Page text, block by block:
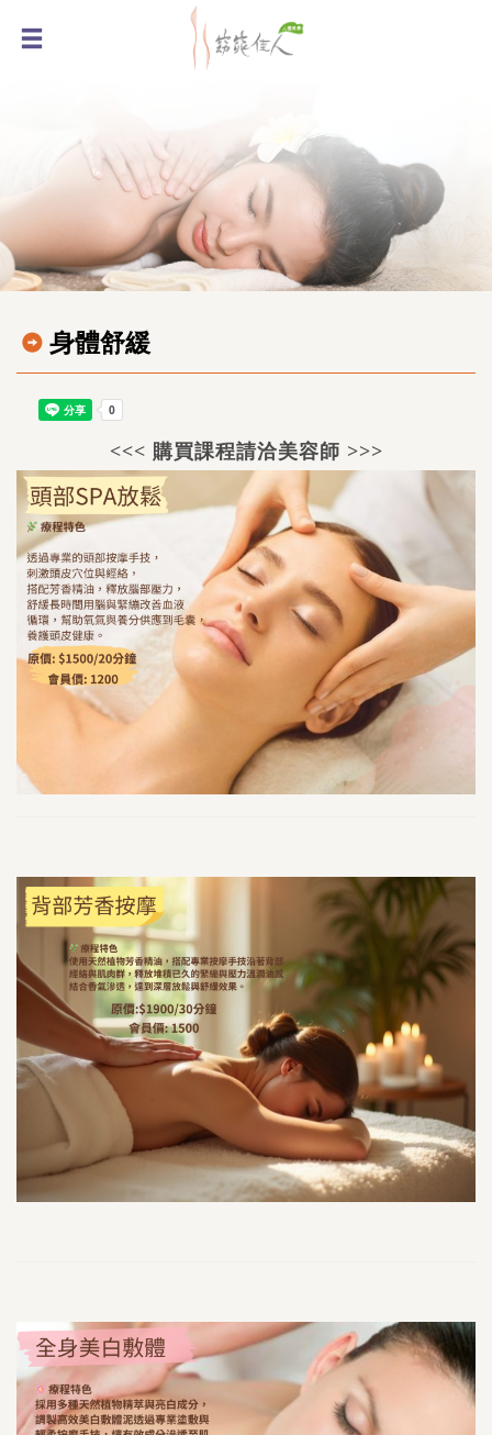
身體舒緩
<<< 購買課程請洽美容師 >>>